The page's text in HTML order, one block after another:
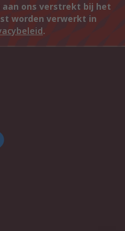
aan ons verstrekt bij het
worden verwerkt in
.